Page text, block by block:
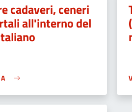
cadaveri, ceneri
all'interno del